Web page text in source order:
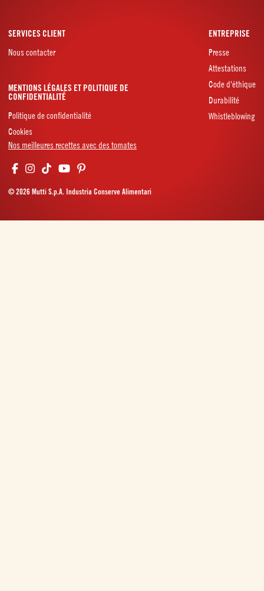
SERVICES CLIENT
Nous contacter
ENTREPRISE
Presse
Attestations
Code d'éthique
Durabilité
Whistleblowing
MENTIONS LÉGALES ET POLITIQUE DE
CONFIDENTIALITÉ
Politique de confidentialité
Cookies
Nos meilleures recettes avec des tomates
© 2026 Mutti S.p.A. Industria Conserve Alimentari